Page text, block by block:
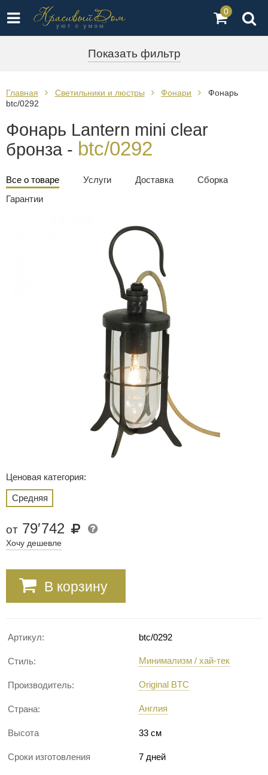
0
Показать фильтр
Главная Светильники и люстры Фонари
Фонарь
btc/0292
Фонарь Lantern mini clear
бронза - btc/0292
Все о товаре Услуги Доставка
Сборка
Гарантии
Ценовая категория:
Средняя
от 79′742
Хочу дешевле
В корзину
Артикул: btc/0292
Стиль: Минимализм / хай-тек
Производитель: Original BTC
Страна: Англия
Высота 33 см
Сроки изготовления 7 дней